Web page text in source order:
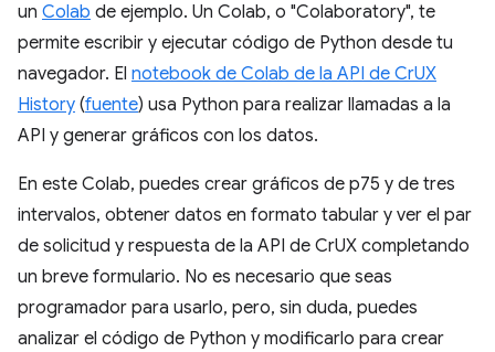
un Colab de ejemplo. Un Colab, o "Colaboratory", te
permite escribir y ejecutar código de Python desde tu
navegador. El notebook de Colab de la API de CrUX
History (fuente) usa Python para realizar llamadas a la
API y generar gráficos con los datos.
En este Colab, puedes crear gráficos de p75 y de tres
intervalos, obtener datos en formato tabular y ver el par
de solicitud y respuesta de la API de CrUX completando
un breve formulario. No es necesario que seas
programador para usarlo, pero, sin duda, puedes
analizar el código de Python y modificarlo para crear